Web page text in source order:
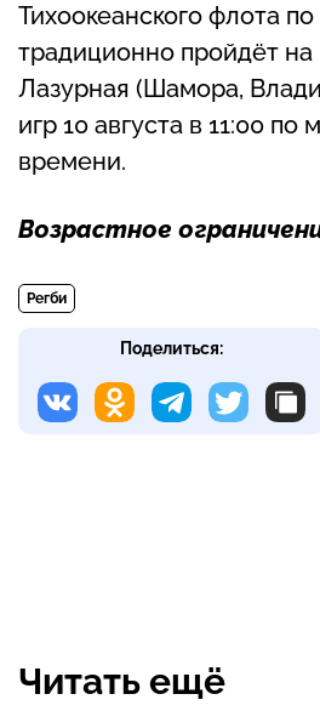
Тихоокеанского флота
традиционно пройдёт
Лазурная (Шамора,
игр 10 августа в 11:00 по
времени.
Возрастное
Регби
Поделиться:
Читать ещё